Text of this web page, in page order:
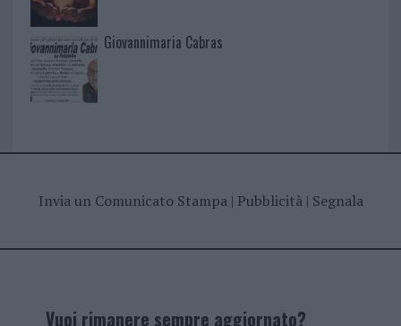
Giovannimaria Cabras
Invia un Comunicato Stampa| Pubblicità| Segnala
Vuoi rimanere sempre aggiornato?